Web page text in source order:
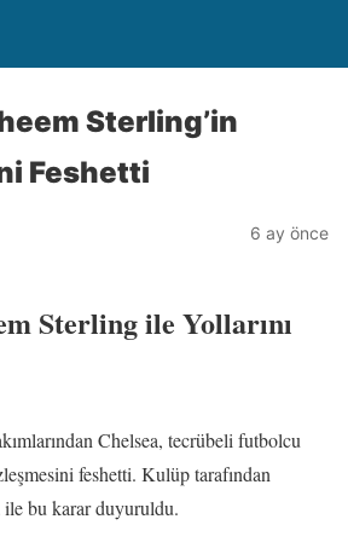
Sterling’in
Feshetti
6 ay önce
Sterling ile Yollarını
Chelsea, tecrübeli futbolcu
feshetti. Kulüp tarafından
ile bu karar duyuruldu.